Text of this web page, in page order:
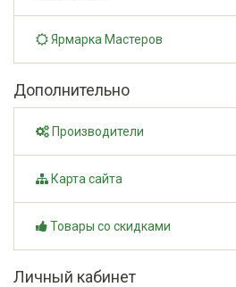
Ярмарка Мастеров
Дополнительно
Производители
Карта сайта
Товары со скидками
Личный кабинет